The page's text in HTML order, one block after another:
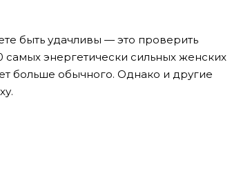
быть удачливы — это проверить
самых энергетически сильных женских
больше обычного. Однако и другие